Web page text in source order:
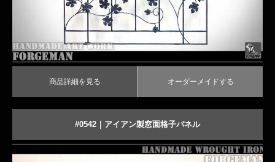
商品詳細を見る オーダーメイドする
#0542｜アイアン製窓面格子パネル
上品でおしゃれなロートアイアン面格子
CONTACT｜お問合せ
TECH｜技術サイト